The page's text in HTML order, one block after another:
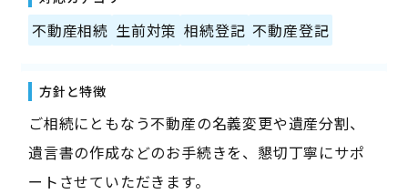
不動産相続 生前対策 相続登記 不動産登記
方針と特徴
ご相続にともなう不動産の名義変更や遺産分割、
遺言書の作成などのお手続きを、懇切丁寧にサポ
ートさせていただきます。